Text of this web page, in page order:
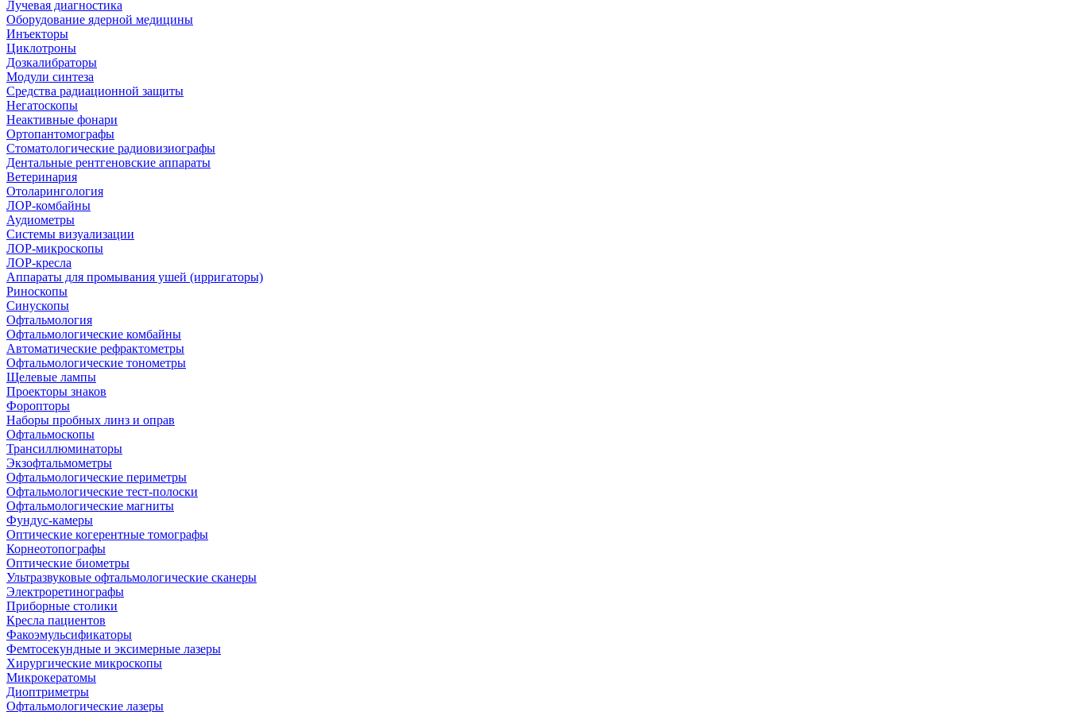
Лучевая диагностика
Оборудование ядерной медицины
Инъекторы
Циклотроны
Дозкалибраторы
Модули синтеза
Средства радиационной защиты
Негатоскопы
Неактивные фонари
Ортопантомографы
Стоматологические радиовизиографы
Дентальные рентгеновские аппараты
Ветеринария
Отоларингология
ЛОР-комбайны
Аудиометры
Системы визуализации
ЛОР-микроскопы
ЛОР-кресла
Аппараты для промывания ушей (ирригаторы)
Риноскопы
Синускопы
Офтальмология
Офтальмологические комбайны
Автоматические рефрактометры
Офтальмологические тонометры
Щелевые лампы
Проекторы знаков
Форопторы
Наборы пробных линз и оправ
Офтальмоскопы
Трансиллюминаторы
Экзофтальмометры
Офтальмологические периметры
Офтальмологические тест-полоски
Офтальмологические магниты
Фундус-камеры
Оптические когерентные томографы
Корнеотопографы
Оптические биометры
Ультразвуковые офтальмологические сканеры
Электроретинографы
Приборные столики
Кресла пациентов
Факоэмульсификаторы
Фемтосекундные и эксимерные лазеры
Хирургические микроскопы
Микрокератомы
Диоптриметры
Офтальмологические лазеры